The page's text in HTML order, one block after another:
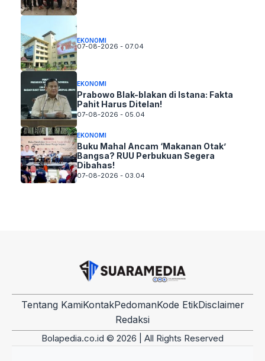
EKONOMI
07-08-2026 - 07.04
EKONOMI
Prabowo Blak-blakan di Istana: Fakta
Pahit Harus Ditelan!
07-08-2026 - 05.04
EKONOMI
Buku Mahal Ancam ‘Makanan Otak’
Bangsa? RUU Perbukuan Segera
Dibahas!
07-08-2026 - 03.04
Tentang KamiKontakPedomanKode EtikDisclaimer
Redaksi
Bolapedia.co.id © 2026 | All Rights Reserved